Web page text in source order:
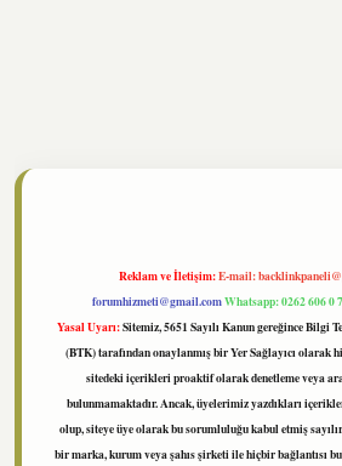
Reklam ve İletişim:E-mail:
forumhizmeti@gmail.comWhatsapp: 0262 606 0
Yasal Uyarı:Sitemiz, 5651 Sayılı Kanun gereğince
(BTK) tarafından onaylanmış bir Yer Sağlayıcı olarak
sitedeki içerikleri proaktif olarak denetleme veya
bulunmamaktadır. Ancak, üyelerimiz yazdıkları
olup, siteye üye olarak bu sorumluluğu kabul etmiş
bir marka, kurum veya şahıs şirketi ile hiçbir bağlantısı